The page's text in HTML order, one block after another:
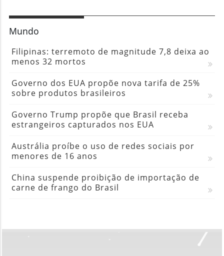
Mundo
Filipinas: terremoto de magnitude 7,8 deixa ao
menos 32 mortos
Governo dos EUA propõe nova tarifa de 25%
sobre produtos brasileiros
Governo Trump propõe que Brasil receba
estrangeiros capturados nos EUA
Austrália proíbe o uso de redes sociais por
menores de 16 anos
China suspende proibição de importação de
carne de frango do Brasil